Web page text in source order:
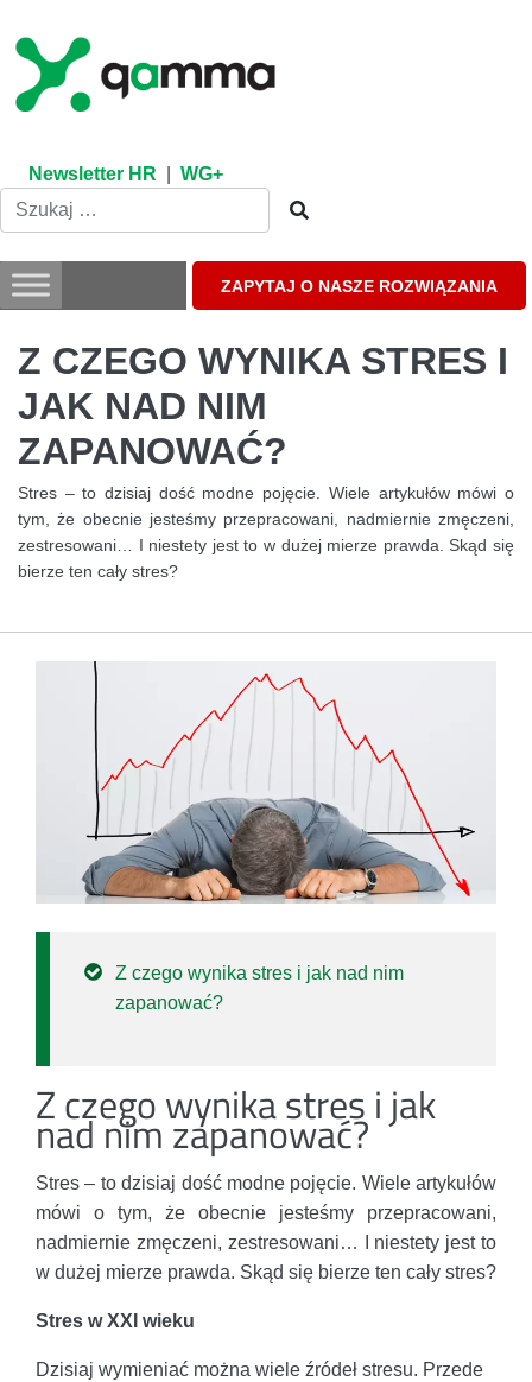
content
Newsletter HR WG+
ZAPYTAJ O NASZE ROZWIĄZANIA
Z CZEGO WYNIKA STRES I
JAK NAD NIM
ZAPANOWAĆ?
Stres – to dzisiaj dość modne pojęcie. Wiele artykułów mówi o
tym, że obecnie jesteśmy przepracowani, nadmiernie zmęczeni,
zestresowani… I niestety jest to w dużej mierze prawda. Skąd się
bierze ten cały stres?
Z czego wynika stres i jak nad nim
zapanować?
Z czego wynika stres i jak
nad nim zapanować?
Stres – to dzisiaj dość modne pojęcie. Wiele artykułów
mówi o tym, że obecnie jesteśmy przepracowani,
nadmiernie zmęczeni, zestresowani… I niestety jest to
w dużej mierze prawda. Skąd się bierze ten cały stres?
Stres w XXI wieku
Dzisiaj wymieniać można wiele źródeł stresu. Przede